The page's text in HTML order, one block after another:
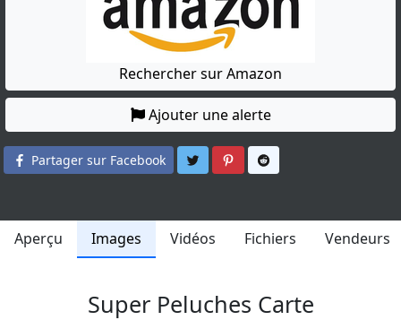
Rechercher sur Amazon
Ajouter une alerte
Partager sur Facebook Partager sur Twitter
Partager sur Pinterest
Aperçu Images Vidéos Fichiers Vendeurs
Super Peluches Carte